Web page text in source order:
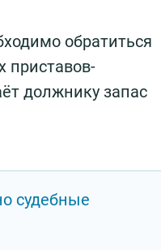
обратиться
приставов-
должнику запас
судебные